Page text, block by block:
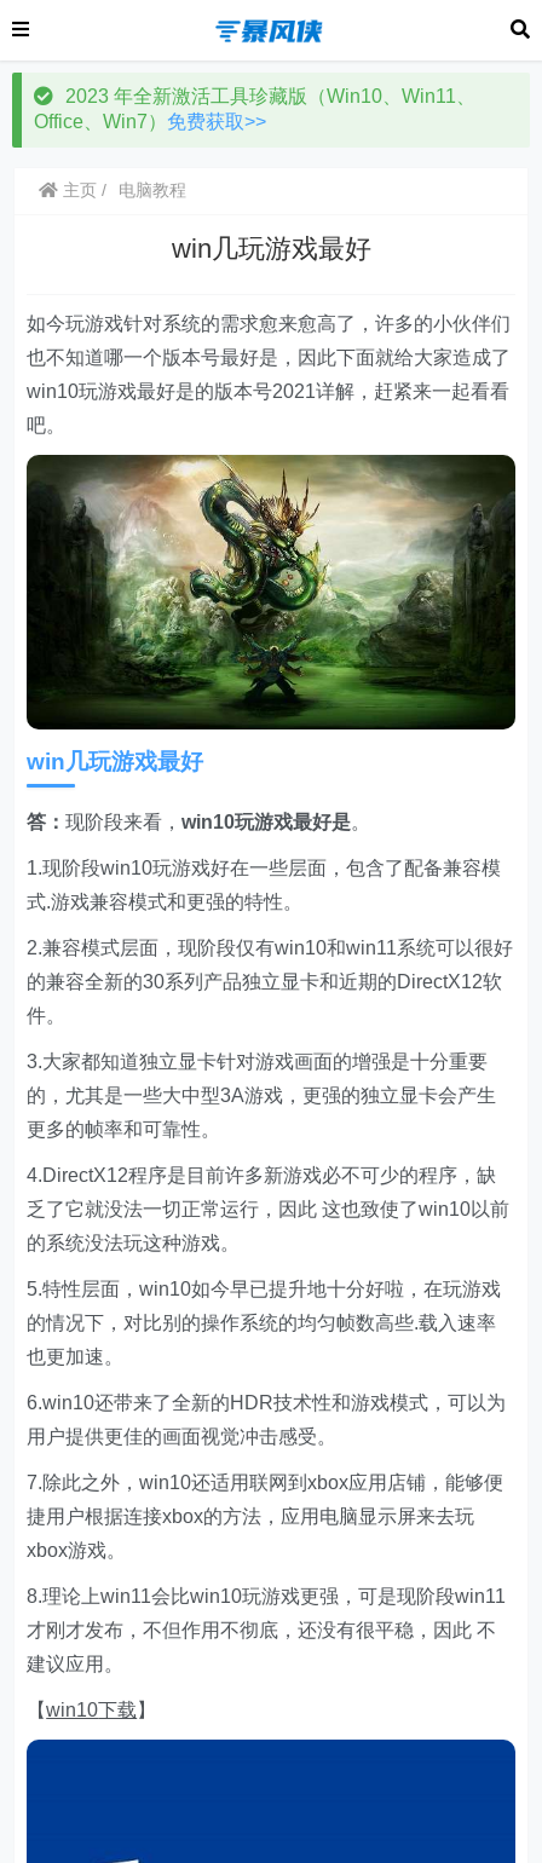
2023 年全新激活工具珍藏版（Win10、Win11、
Office、Win7） 免费获取>>
主页 电脑教程
win几玩游戏最好
如今玩游戏针对系统的需求愈来愈高了，许多的小伙伴们
也不知道哪一个版本号最好是，因此下面就给大家造成了
win10玩游戏最好是的版本号2021详解，赶紧来一起看看
吧。
win几玩游戏最好
答 ：现阶段来看，win10玩游戏最好是。
1.现阶段win10玩游戏好在一些层面，包含了配备兼容模
式.游戏兼容模式和更强的特性。
2.兼容模式层面，现阶段仅有win10和win11系统可以很好
的兼容全新的30系列产品独立显卡和近期的DirectX12软
件。
3.大家都知道独立显卡针对游戏画面的增强是十分重要
的，尤其是一些大中型3A游戏，更强的独立显卡会产生
更多的帧率和可靠性。
4.DirectX12程序是目前许多新游戏必不可少的程序，缺
乏了它就没法一切正常运行，因此 这也致使了win10以前
的系统没法玩这种游戏。
5.特性层面，win10如今早已提升地十分好啦，在玩游戏
的情况下，对比别的操作系统的均匀帧数高些.载入速率
也更加速。
6.win10还带来了全新的HDR技术性和游戏模式，可以为
用户提供更佳的画面视觉冲击感受。
7.除此之外，win10还适用联网到xbox应用店铺，能够便
捷用户根据连接xbox的方法，应用电脑显示屏来去玩
xbox游戏。
8.理论上win11会比win10玩游戏更强，可是现阶段win11
才刚才发布，不但作用不彻底，还没有很平稳，因此 不
建议应用。
【win10下载 】